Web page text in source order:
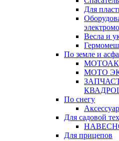
Для
Весла и
По земле и
МОТО
По снегу
Для садовой
Для прицепов